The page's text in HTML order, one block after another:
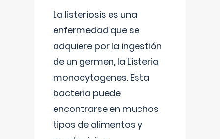
La listeriosis es una
enfermedad que se
adquiere por la ingestión
de un germen, la Listeria
monocytogenes. Esta
bacteria puede
encontrarse en muchos
tipos de alimentos y